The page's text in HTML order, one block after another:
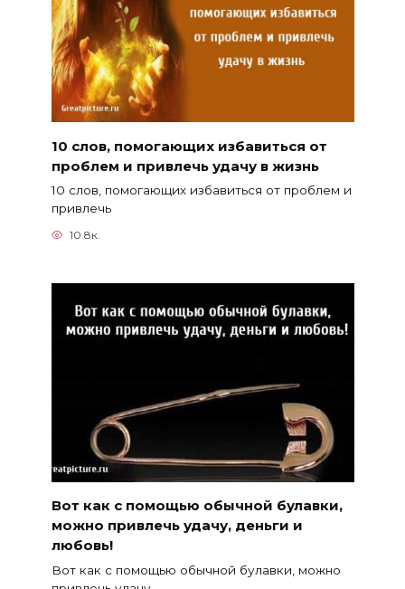
10 слов, помогающих избавиться от
проблем и привлечь удачу в жизнь
10 слов, помогающих избавиться от проблем и
привлечь
10.8к.
Вот как с помощью обычной булавки,
можно привлечь удачу, деньги и
любовь!
Вот как с помощью обычной булавки, можно